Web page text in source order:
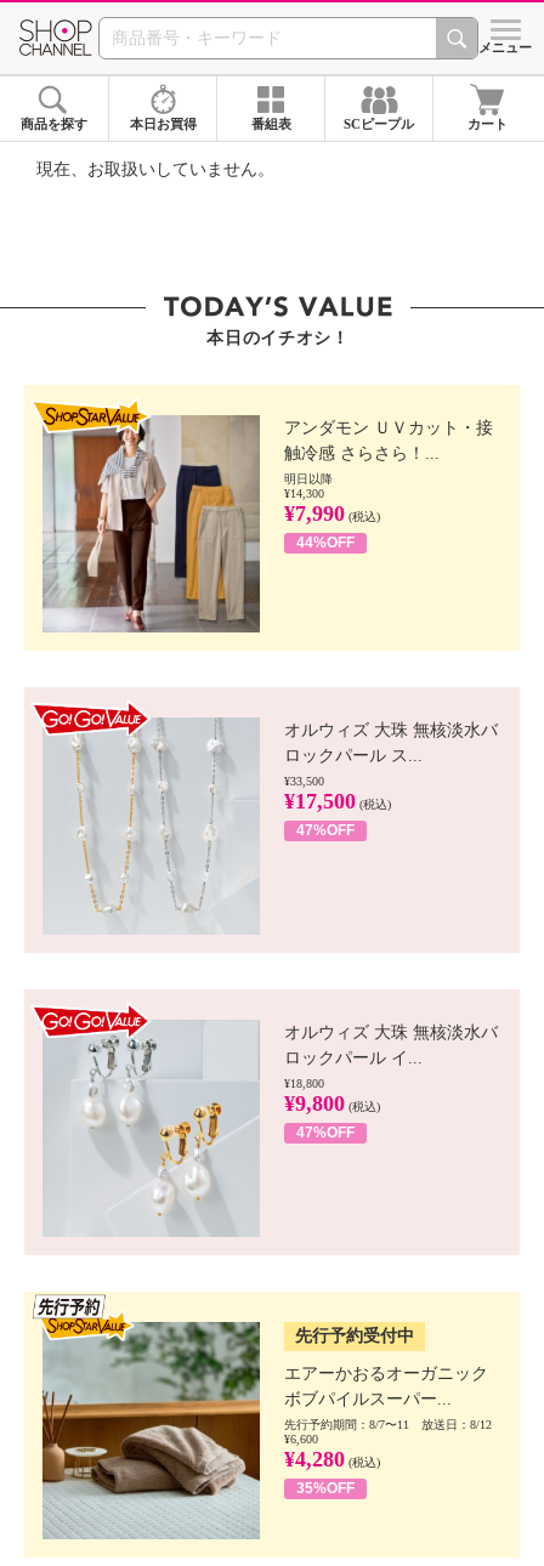
SHOP CHANNEL ショッ
メニュー
商品を探す 本日お買得 番組表 SCピープル カート
現在、お取扱いしていません。
本日のイチオシ！
アンダモン ＵＶカット・接
触冷感 さらさら！...
明日以降
¥14,300
¥7,990 (税込)
44%OFF
オルウィズ 大珠 無核淡水バ
ロックパール ス...
¥33,500
¥17,500 (税込)
47%OFF
オルウィズ 大珠 無核淡水バ
ロックパール イ...
¥18,800
¥9,800 (税込)
47%OFF
先行予約受付中
エアーかおるオーガニック
ボブパイルスーパー...
先行予約期間：8/7〜11 放送日：8/12
¥6,600
¥4,280 (税込)
35%OFF